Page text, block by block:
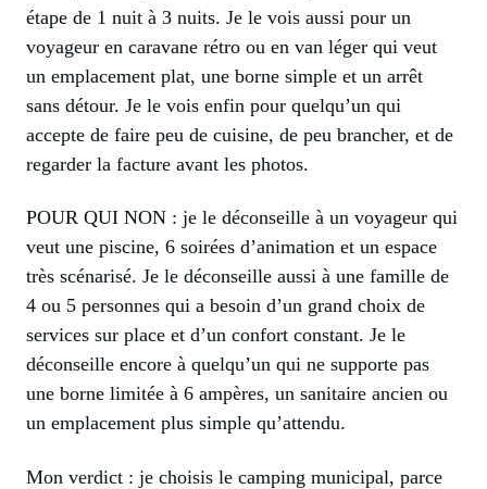
étape de 1 nuit à 3 nuits. Je le vois aussi pour un
voyageur en caravane rétro ou en van léger qui veut
un emplacement plat, une borne simple et un arrêt
sans détour. Je le vois enfin pour quelqu’un qui
accepte de faire peu de cuisine, de peu brancher, et de
regarder la facture avant les photos.
POUR QUI NON : je le déconseille à un voyageur qui
veut une piscine, 6 soirées d’animation et un espace
très scénarisé. Je le déconseille aussi à une famille de
4 ou 5 personnes qui a besoin d’un grand choix de
services sur place et d’un confort constant. Je le
déconseille encore à quelqu’un qui ne supporte pas
une borne limitée à 6 ampères, un sanitaire ancien ou
un emplacement plus simple qu’attendu.
Mon verdict : je choisis le camping municipal, parce